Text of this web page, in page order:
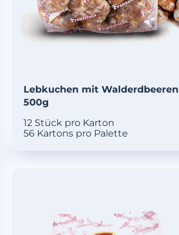
Lebkuchen mit
500g
12 Stück pro Karton
56 Kartons pro Palette